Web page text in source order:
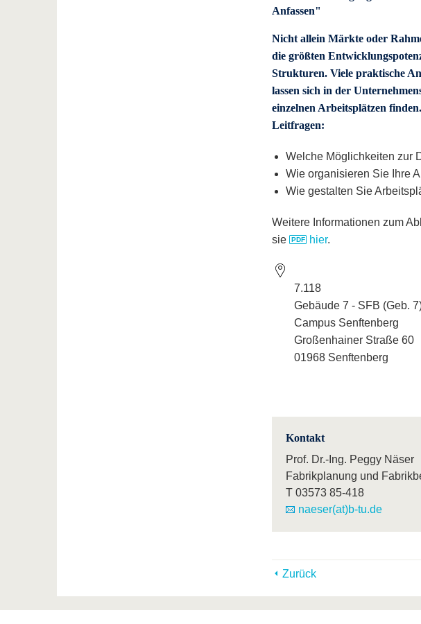
Anfassen"
Nicht allein Märkte oder
die größten
Strukturen. Viele praktische
lassen sich in der
einzelnen Arbeitsplätzen
Leitfragen:
Welche Möglichkeiten zur
Wie organisieren Sie Ihre
Wie gestalten Sie
Weitere Informationen zum
sie
hier.
7.118
Gebäude 7 - SFB (Geb.
Campus Senftenberg
Großenhainer Straße 60
01968 Senftenberg
Kontakt
Prof. Dr.-Ing. Peggy Näser
Fabrikplanung und
T 03573 85-418
naeser(at)b-tu.de
Zurück